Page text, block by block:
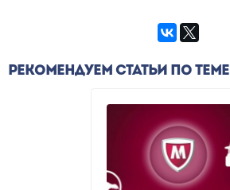
РЕКОМЕНДУЕМ СТАТЬИ ПО ТЕМЕ